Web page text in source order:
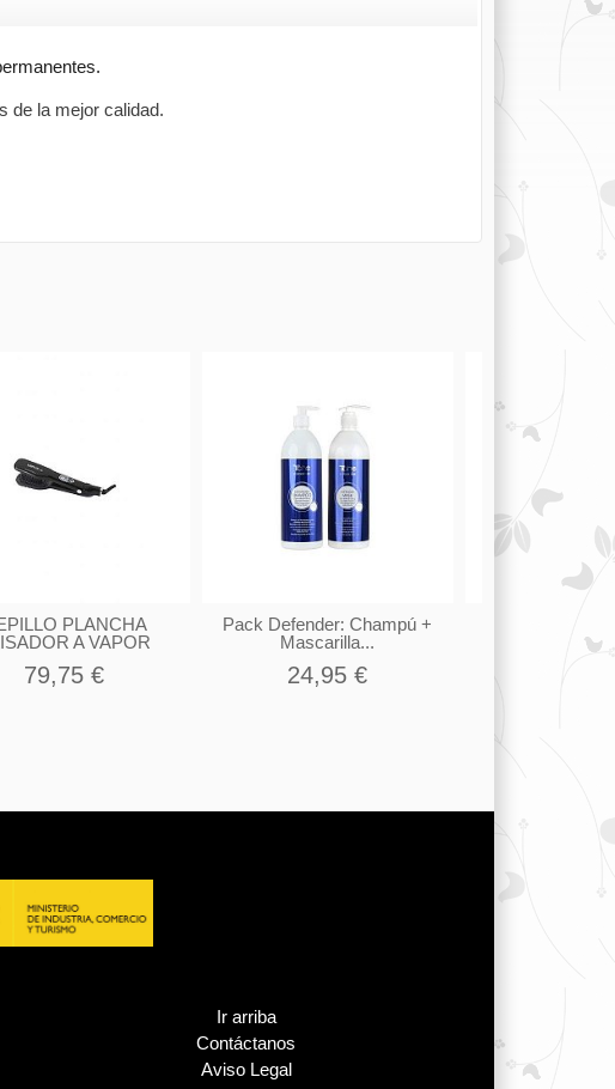
de la mejor calidad.
PLANCHA
A VAPOR
79,75 €
Pack Defender: Champú +
Mascarilla...
24,95 €
Ir arriba
Contáctanos
Aviso Legal